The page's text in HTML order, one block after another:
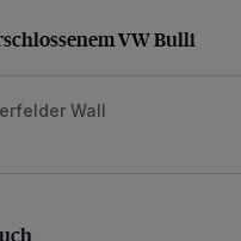
VW Bulli
VW Bulli
Wall